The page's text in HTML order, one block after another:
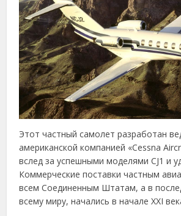
Этот частный самолет разработан
американской компанией «Cessna
вслед за успешными моделями CJ1 и
Коммерческие поставки частным
всем Соединенным Штатам, а в
всему миру, начались в начале XXI